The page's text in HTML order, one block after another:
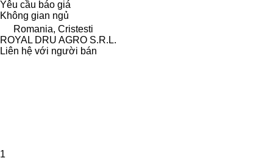
Yêu cầu báo giá
Không gian ngủ
Romania, Cristesti
ROYAL DRU AGRO S.R.L.
Liên hệ với người bán
1